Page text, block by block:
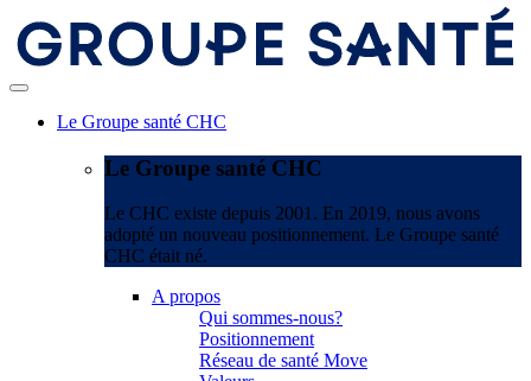
Le Groupe santé CHC
Le Groupe santé CHC
Le CHC existe depuis 2001. En 2019, nous avons
adopté un nouveau positionnement. Le Groupe santé
CHC était né.
A propos
Qui sommes-nous?
Positionnement
Réseau de santé Move